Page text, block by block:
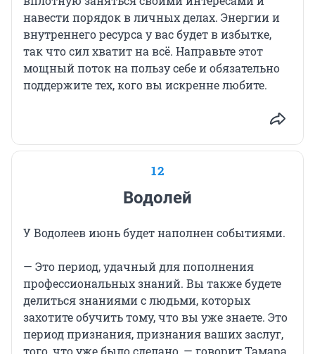
навести порядок в личных делах. Энергии и
внутреннего ресурса у вас будет в избытке,
так что сил хватит на всё. Направьте этот
мощный поток на пользу себе и обязательно
поддержите тех, кого вы искренне любите.
12
Водолей
У Водолеев июнь будет наполнен событиями.
— Это период, удачный для пополнения
профессиональных знаний. Вы также будете
делиться знаниями с людьми, которых
захотите обучить тому, что вы уже знаете. Это
период признания, признания ваших заслуг,
того, что уже было сделано, — говорит Тамара